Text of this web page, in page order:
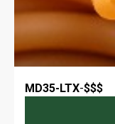
MD35-LTX-$$$